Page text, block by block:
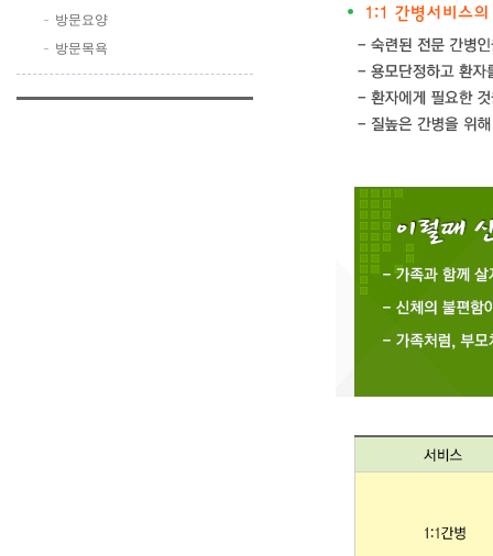
방문요양
방문목욕